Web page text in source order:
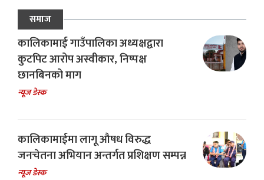
समाज
कालिकामाई गाउँपालिका अध्यक्षद्वारा
कुटपिट आरोप अस्वीकार, निष्पक्ष
छानबिनको माग
न्यूज डेस्क
कालिकामाईमा लागू औषध विरुद्ध
जनचेतना अभियान अन्तर्गत प्रशिक्षण सम्पन्न
न्यूज डेस्क